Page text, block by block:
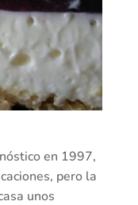
en 1997,
pero la
unos